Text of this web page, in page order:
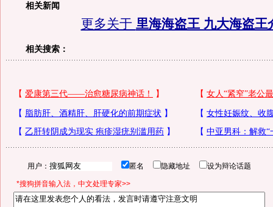
相关新闻
更多关于 里海海盗王 九大海盗王
相关搜索：
用户： 匿名 隐藏地址 设为辩论话题
*搜狗拼音输入法，中文处理专家>>